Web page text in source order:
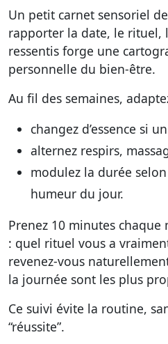
Un petit carnet sensoriel
rapporter la date, le rituel,
ressentis forge une
personnelle du bien-être.
Au fil des semaines,
changez d’essence si
alternez respirs,
modulez la durée
humeur du jour.
Prenez 10 minutes
: quel rituel vous a
revenez-vous
la journée sont les plus
Ce suivi évite la routine,
“réussite”.